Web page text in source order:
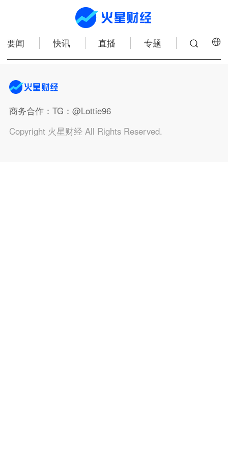
要闻 快讯 直播 专题
商务合作：TG：@Lottie96
Copyright 火星财经 All Rights Reserved.